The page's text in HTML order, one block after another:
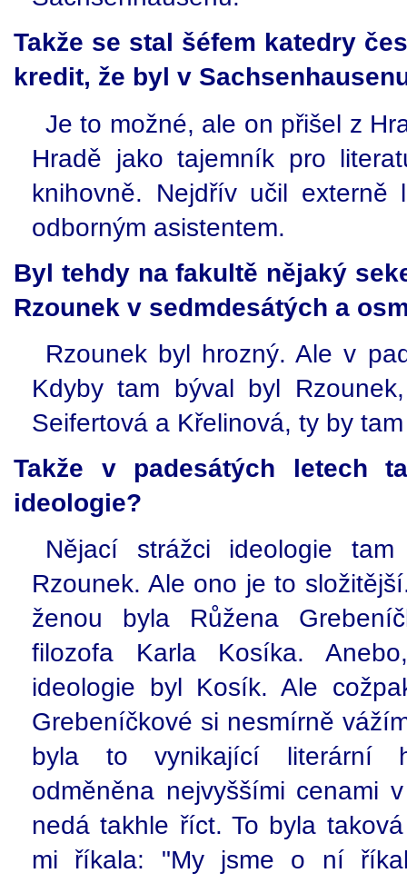
Takže se stal šéfem katedry
kredit, že byl v
Je to možné, ale on přišel z
Hradě jako tajemník pro
knihovně. Nejdřív učil
odborným asistentem.
Byl tehdy na fakultě nějaký
Rzounek v sedmdesátých a
Rzounek byl hrozný. Ale v
Kdyby tam býval byl
Seifertová a Křelinová, ty by
Takže v padesátých letech
ideologie?
Nějací strážci ideologie
Rzounek. Ale ono je to
ženou byla Růžena
filozofa Karla Kosíka.
ideologie byl Kosík. Ale
Grebeníčkové si nesmírně
byla to vynikající literární
odměněna nejvyššími cenami
nedá takhle říct. To byla
mi říkala: "My jsme o ní